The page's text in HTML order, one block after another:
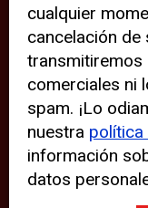
elige
analíticas y
terceras
web,
problemas
web. Para
cualquier
cancelación de
transmitiremos
comerciales ni
spam. ¡Lo
nuestra política
información
datos